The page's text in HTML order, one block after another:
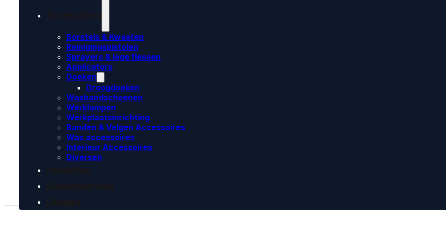
Borstels & Kwasten
Reinigingspistolen
Sprayers & lege flessen
Applicators
Doeken
Droogdoeken
Washandschoenen
Werklampen
Werkplaatsinrichting
Banden & Velgen Accessoires
Was accessoires
Interieur Accessoires
Diversen